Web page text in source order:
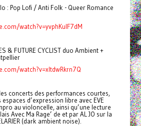
: Pop Lofi / Anti Folk - Queer Romance
watch?v=yvphKulF7dM
& FUTURE CYCLIST duo Ambient +
watch?v=xItdwRkrn7Q
concerts des performances courtes,
d’expression libre avec EVE
au violoncelle, ainsi qu’une lecture
Avec Ma Rage’ de et par AL JO sur la
(dark ambient noise).